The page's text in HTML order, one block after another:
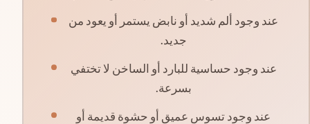
عند وجود ألم شديد أو نابض يستمر أو يعود من
جديد.
عند وجود حساسية للبارد أو الساخن لا تختفي
بسرعة.
عند وجود تسوس عميق أو حشوة قديمة أو